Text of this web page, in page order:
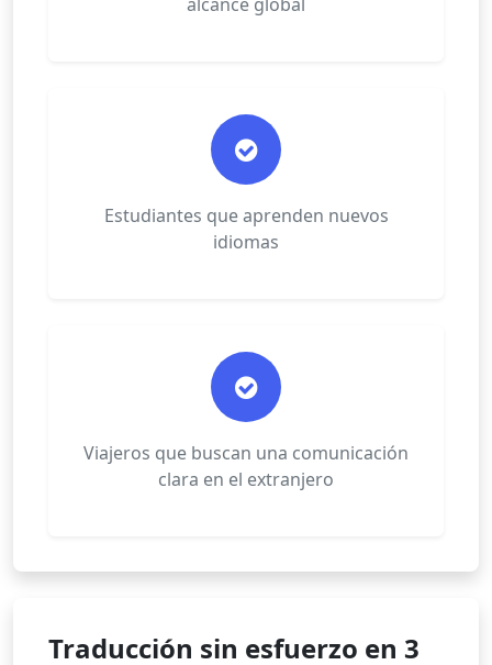
Estudiantes que aprenden nuevos
idiomas
Viajeros que buscan una comunicación
clara en el extranjero
Traducción sin esfuerzo en 3